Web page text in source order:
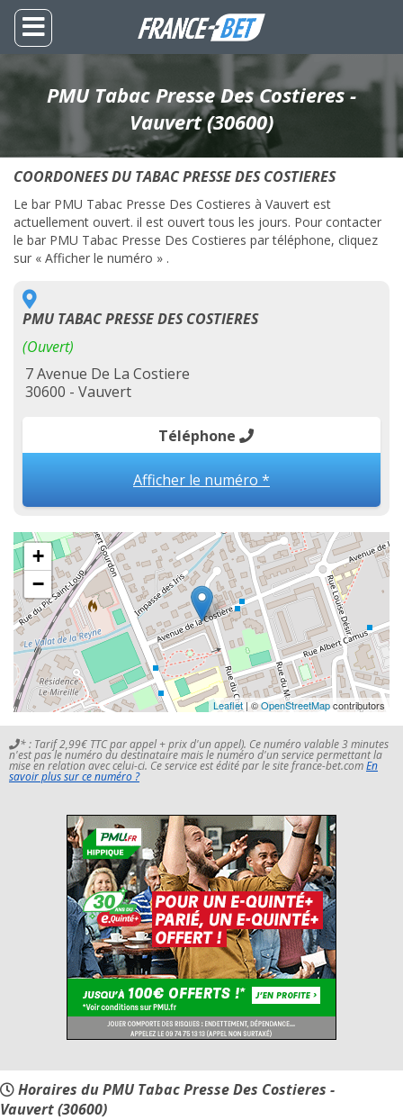
PMU Tabac Presse Des Costieres -
Vauvert (30600)
COORDONEES DU TABAC PRESSE DES COSTIERES
Le bar PMU Tabac Presse Des Costieres à Vauvert est
actuellement ouvert. il est ouvert tous les jours. Pour contacter
le bar PMU Tabac Presse Des Costieres par téléphone, cliquez
sur « Afficher le numéro » .
PMU TABAC PRESSE DES COSTIERES
(Ouvert)
7 Avenue De La Costiere
30600 - Vauvert
Téléphone
Afficher le numéro *
+
−
Leaflet| ©OpenStreetMapcontributors
* : Tarif 2,99€ TTC par appel + prix d'un appel). Ce numéro valable 3 minutes
n'est pas le numéro du destinataire mais le numéro d'un service permettant la
mise en relation avec celui-ci. Ce service est édité par le site france-bet.comEn
savoir plus sur ce numéro ?
Horaires du PMU Tabac Presse Des Costieres -
Vauvert (30600)